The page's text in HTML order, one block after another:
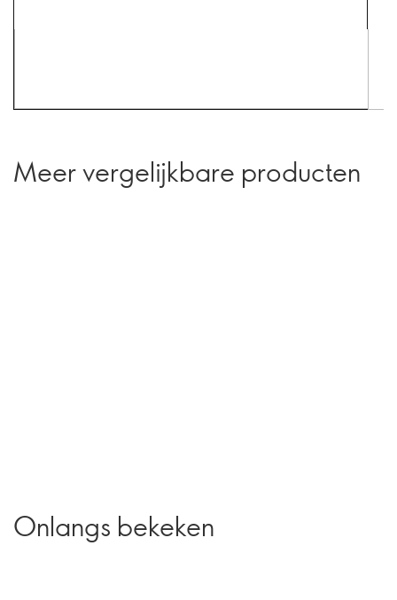
Meer vergelijkbare producten
Onlangs bekeken